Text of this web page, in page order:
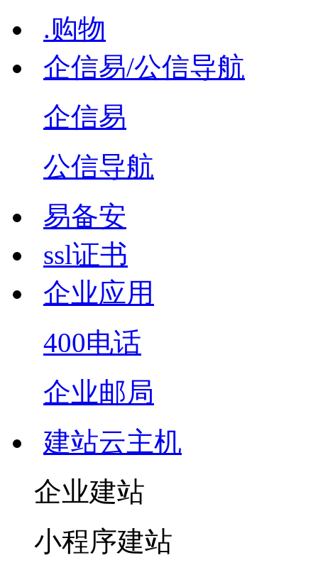
.购物
企信易/公信导航
企信易
公信导航
易备安
ssl证书
企业应用
400电话
企业邮局
建站云主机
企业建站
小程序建站